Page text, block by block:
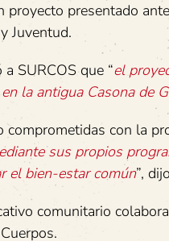
proyecto presentado
Juventud.
SURCOS que “el
la antigua Casona de
comprometidas con la
sus propios
el bien-estar común”,
comunitario